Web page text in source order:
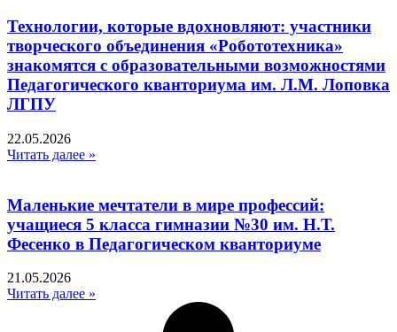
Технологии, которые вдохновляют: участники
творческого объединения «Робототехника»
знакомятся с образовательными возможностями
Педагогического кванториума им. Л.М. Лоповка
ЛГПУ
22.05.2026
Читать далее »
Маленькие мечтатели в мире профессий:
учащиеся 5 класса гимназии №30 им. Н.Т.
Фесенко в Педагогическом кванториуме
21.05.2026
Читать далее »